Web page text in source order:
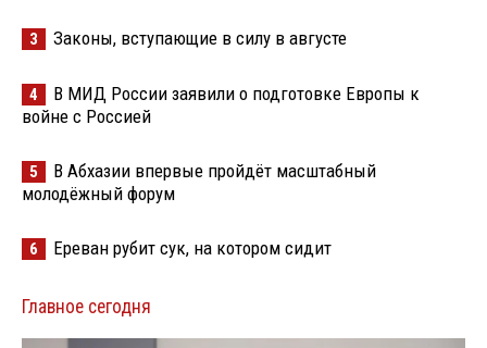
3 Законы, вступающие в силу в августе
4
В МИД России заявили о подготовке Европы к
войне с Россией
5
В Абхазии впервые пройдёт масштабный
молодёжный форум
6 Ереван рубит сук, на котором сидит
Главное сегодня